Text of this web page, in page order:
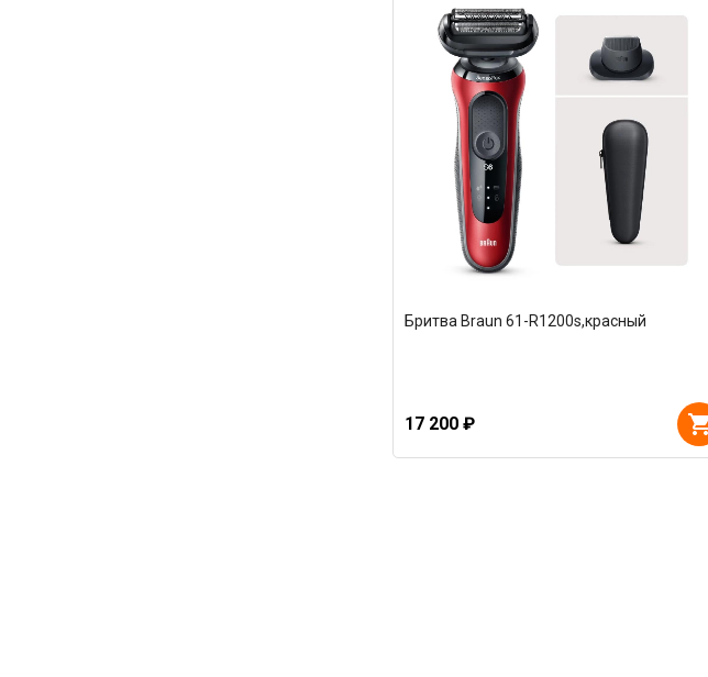
Бритва Braun 61-R1200s,красный
17 200 ₽